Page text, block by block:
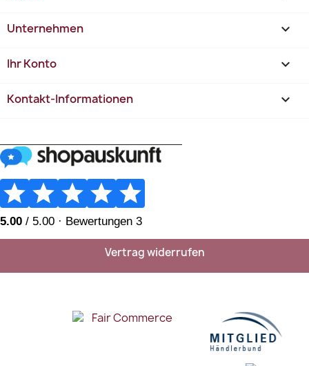
Unternehmen 
Ihr Konto 
Kontakt-Informationen keyboard_arrow_down
Vertrag widerrufen